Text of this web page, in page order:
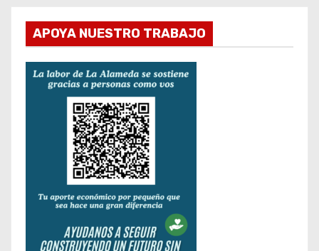
APOYA NUESTRO TRABAJO